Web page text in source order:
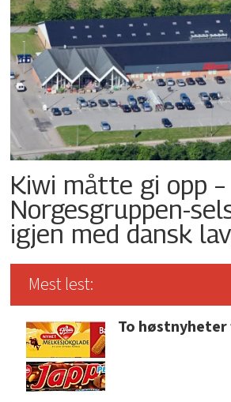
Kiwi måtte gi opp
Norgesgruppen-
igjen med dansk
Mest lest:
To høstnyheter